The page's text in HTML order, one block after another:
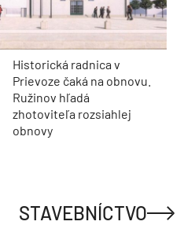
Historická radnica v
Prievoze čaká na obnovu.
Ružinov hľadá
zhotoviteľa rozsiahlej
obnovy
STAVEBNÍCTVO